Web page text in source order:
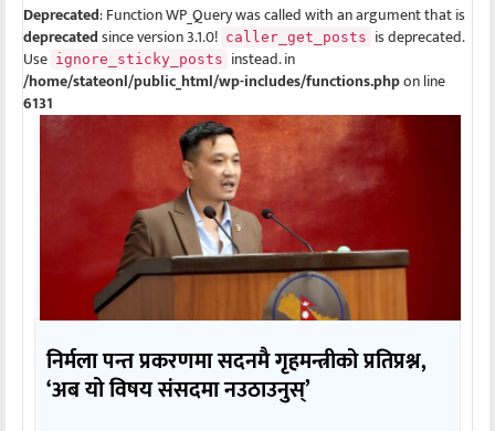
Deprecated: Function WP_Query was called with an argument that is
deprecatedsince version 3.1.0! caller_get_posts is deprecated.
Use ignore_sticky_posts instead. in
/home/stateonl/public_html/wp-includes/functions.phpon line
6131
निर्मला पन्त प्रकरणमा सदनमै गृहमन्त्रीको प्रतिप्रश्न,
‘अब यो विषय संसदमा नउठाउनुस्’